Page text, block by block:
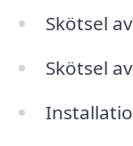
Skötsel
Skötsel